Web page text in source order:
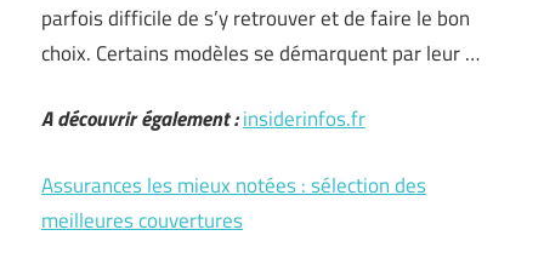
parfois difficile de s’y retrouver et de faire le bon
choix. Certains modèles se démarquent par leur …
A découvrir également :insiderinfos.fr
Assurances les mieux notées : sélection des
meilleures couvertures